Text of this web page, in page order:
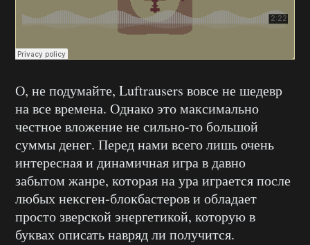
О, не подумайте, Luftrausers вовсе не шедевр
на все времена. Однако это максимально
честное вложение не сильно-то большой
суммы денег. Перед нами всего лишь очень
интересная и динамичная игра в давно
забытом жанре, которая на ура играется после
любых нексген-блокбастеров и обладает
просто зверской энергетикой, которую в
буквах описать навряд ли получится.